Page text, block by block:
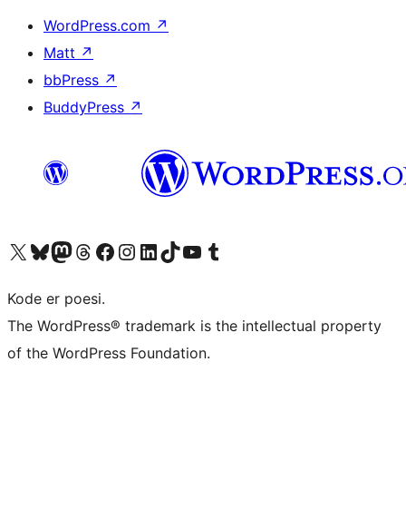
WordPress.com ↗
Matt ↗
bbPress ↗
BuddyPress ↗
Besøk vår konto på X Visit our Bluesky account
Besøk vår Mastodon-konto
Visit our Threads account
Besøk vår Facebook-sideBesøk vår Instagram-konto
Besøk vår LinkedIn-konto
Visit our TikTok account
Visit our YouTube channel
Visit our Tumblr account
Kode er poesi.
The WordPress® trademark is the intellectual property
of the WordPress Foundation.